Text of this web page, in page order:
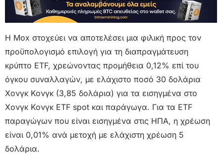
Η Mox στοχεύει να αποτελέσει μια φιλική προς τον
προϋπολογισμό επιλογή για τη διαπραγμάτευση
κρύπτο ETF, χρεώνοντας προμήθεια 0,12% επί του
όγκου συναλλαγών, με ελάχιστο ποσό 30 δολάρια
Χονγκ Κονγκ (3,85 δολάρια) για τα εισηγμένα στο
Χονγκ Κονγκ ETF spot και παράγωγα. Για τα ETF
παραγώγων που είναι εισηγμένα στις ΗΠΑ, η χρέωση
είναι 0,01% ανά μετοχή με ελάχιστη χρέωση 5
δολάρια.